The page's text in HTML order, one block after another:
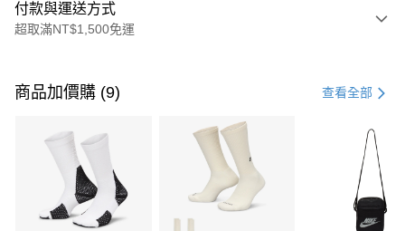
付款與運送方式
超取滿NT$1,500免運
信用卡一次付款
3 期 0 利率 每期 21家銀行
合作金庫商業銀行
第一商業銀行
華南商業銀行
彰化商業銀行
上海商業儲蓄銀行
Apple Pay
商品加價購 (9) 查看全部